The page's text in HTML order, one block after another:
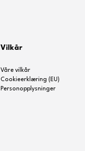
Vilkår
Våre vilkår
Cookieerklæring (EU)
Personopplysninger